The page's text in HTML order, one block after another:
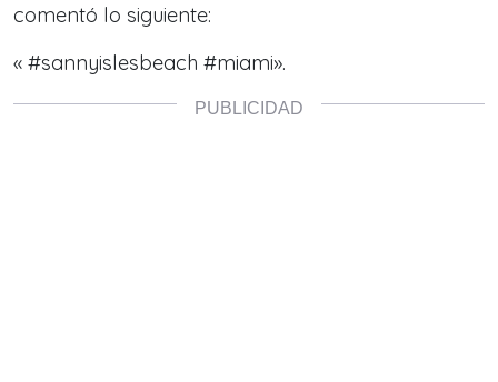
comentó lo siguiente:
« #sannyislesbeach #miami».